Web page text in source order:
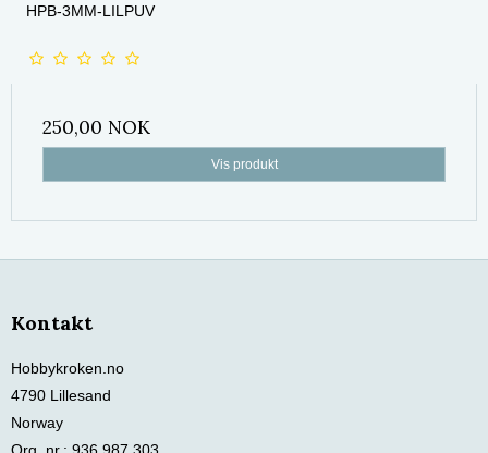
HPB-3MM-LILPUV
250,00 NOK
Vis produkt
Kontakt
Hobbykroken.no
4790 Lillesand
Norway